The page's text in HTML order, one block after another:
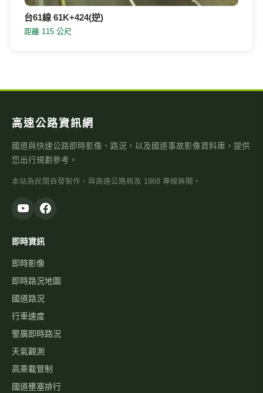
距離 115 公尺
高速公路資訊網
國道與快速公路即時影像、路況，以及國道事故影像資料庫，提供
您出行規劃參考。
本站為民間自發製作，與高速公路局及 1968 專線無關。